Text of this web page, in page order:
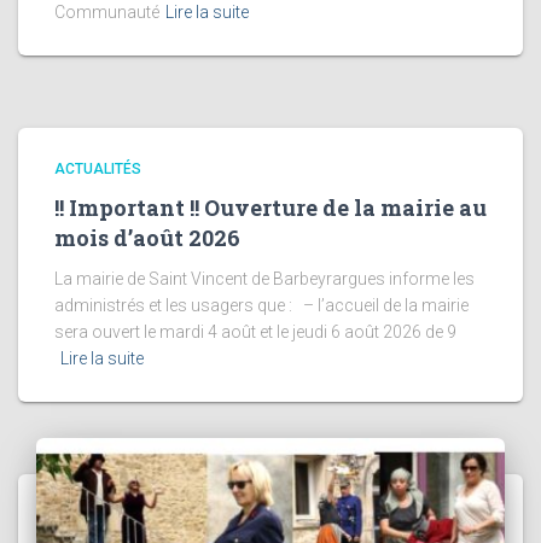
Communauté Lire la suite
ACTUALITÉS
!! Important !! Ouverture de la mairie au
mois d’août 2026
La mairie de Saint Vincent de Barbeyrargues informe les
administrés et les usagers que : – l’accueil de la mairie
sera ouvert le mardi 4 août et le jeudi 6 août 2026 de 9
Lire la suite